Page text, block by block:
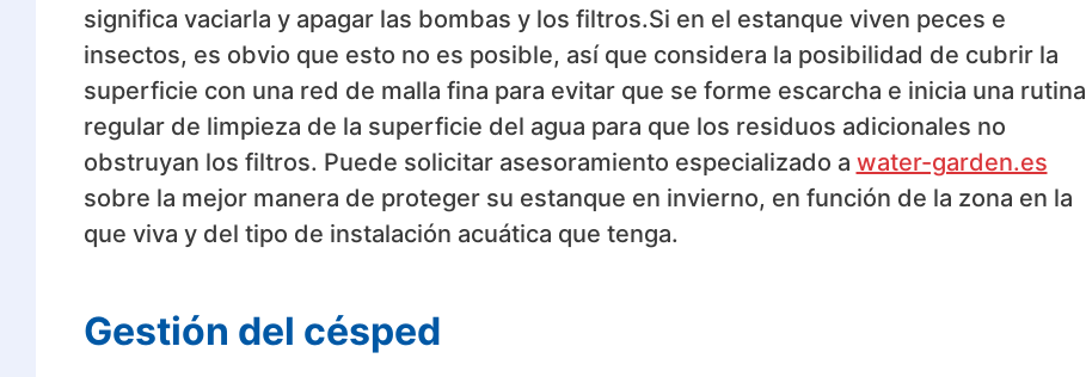
significa vaciarla y apagar las bombas y los filtros.Si en el estanque viven peces e
insectos, es obvio que esto no es posible, así que considera la posibilidad de cubrir la
superficie con una red de malla fina para evitar que se forme escarcha e inicia una rutina
regular de limpieza de la superficie del agua para que los residuos adicionales no
obstruyan los filtros. Puede solicitar asesoramiento especializado a water-garden.es
sobre la mejor manera de proteger su estanque en invierno, en función de la zona en la
que viva y del tipo de instalación acuática que tenga.
Gestión del césped